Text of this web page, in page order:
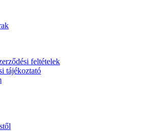
feltételek
tájékoztató